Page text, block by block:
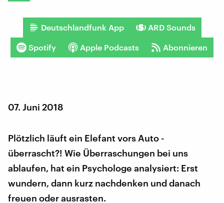
Deutschlandfunk App ARD Sounds
Spotify Apple Podcasts Abonnieren
07. Juni 2018
Plötzlich läuft ein Elefant vors Auto -
überrascht?! Wie Überraschungen bei uns
ablaufen, hat ein Psychologe analysiert: Erst
wundern, dann kurz nachdenken und danach
freuen oder ausrasten.